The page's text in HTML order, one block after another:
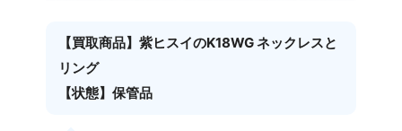
【買取商品】紫ヒスイのK18WG ネックレスと
リング
【状態】保管品